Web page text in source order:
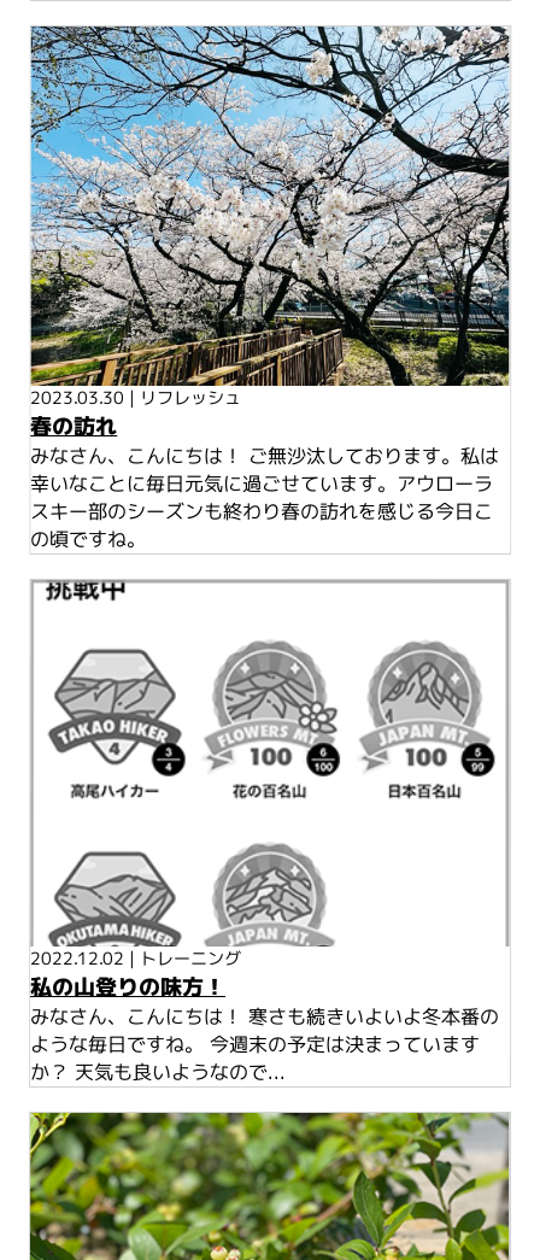
2023.03.30 | リフレッシュ
春の訪れ
みなさん、こんにちは！ ご無沙汰しております。私は
幸いなことに毎日元気に過ごせています。アウローラ
スキー部のシーズンも終わり春の訪れを感じる今日こ
の頃ですね。
2022.12.02 | トレーニング
私の山登りの味方！
みなさん、こんにちは！ 寒さも続きいよいよ冬本番の
ような毎日ですね。 今週末の予定は決まっています
か？ 天気も良いようなので...